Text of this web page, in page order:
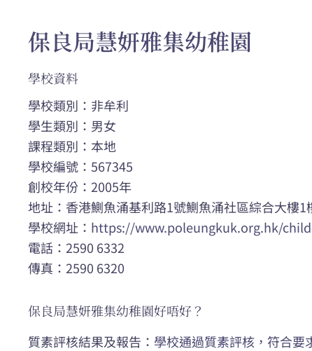
保良局慧妍雅集幼稚園
學校資料
學校類別：非牟利
學生類別：男女
課程類別：本地
學校編號：567345
創校年份：2005年
地址：香港鰂魚涌基利路1號鰂魚涌社區綜合大樓1
學校網址： https://www.poleungkuk.org.hk/
電話：2590 6332
傳真：2590 6320
保良局慧妍雅集幼稚園好唔好？
質素評核結果及報告： 學校通過質素評核，符合要